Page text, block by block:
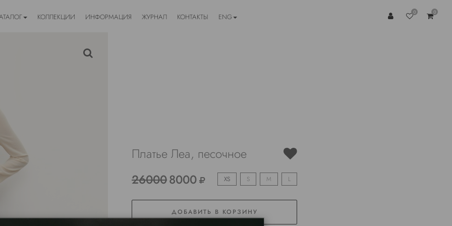
КОЛЛЕКЦИИ ИНФОРМАЦИЯ ЖУРНАЛ КОНТАКТЫ ENG
0 0
Платье Леа, песочное
260008000 XS S M L
ДОБАВИТЬ В КОРЗИНУ